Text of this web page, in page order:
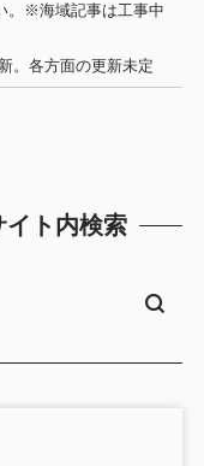
。※海域記事は工事中
。各方面の更新未定
イト内検索